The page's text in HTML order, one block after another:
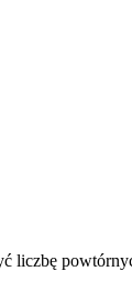
liczbę